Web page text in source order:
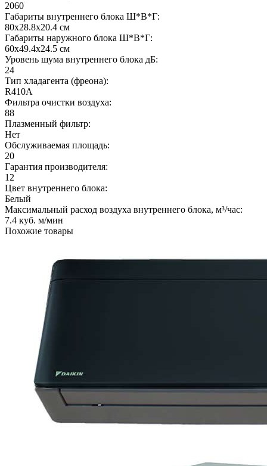
2060
Габариты внутреннего блока Ш*В*Г:
80x28.8x20.4 см
Габариты наружного блока Ш*В*Г:
60x49.4x24.5 см
Уровень шума внутреннего блока дБ:
24
Тип хладагента (фреона):
R410A
Фильтра очистки воздуха:
88
Плазменный фильтр:
Нет
Обслуживаемая площадь:
20
Гарантия производителя:
12
Цвет внутреннего блока:
Белый
Максимальный расход воздуха внутреннего блока, м³/час:
7.4 куб. м/мин
Похожие товары